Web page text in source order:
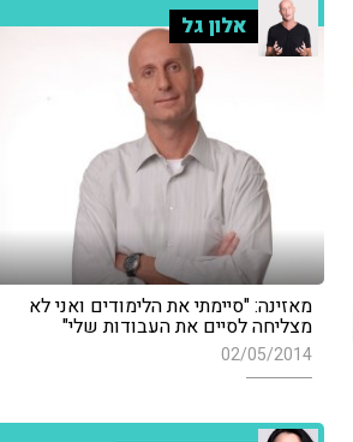
אלון גל
מאזינה: "סיימתי את הלימודים ואני לא
מצליחה לסיים את העבודות שלי"
02/05/2014